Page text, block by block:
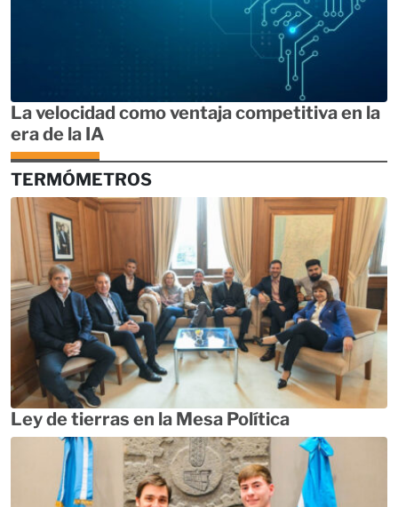
La velocidad como ventaja competitiva en la
era de la IA
TERMÓMETROS
Ley de tierras en la Mesa Política